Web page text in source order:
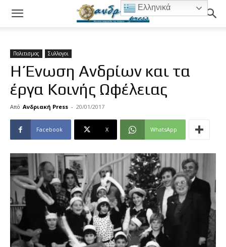
Πολιτισμος Συλλογοι
Η Ένωση Ανδρίων και τα
έργα Κοινής Ωφέλειας
Από Ανδριακή Press - 20/01/2017
Facebook X WhatsApp
Ελληνικά